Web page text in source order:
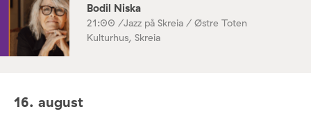
Bodil Niska
21:00 /Jazz på Skreia / Østre Toten
Kulturhus, Skreia
16. august